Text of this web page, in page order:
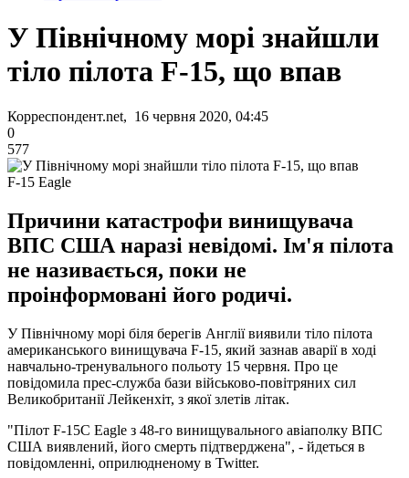
У Північному морі знайшли
тіло пілота F-15, що впав
Корреспондент.net, 16 червня 2020, 04:45
0
577
F-15 Eagle
Причини катастрофи винищувача
ВПС США наразі невідомі. Ім'я пілота
не називається, поки не
проінформовані його родичі.
У Північному морі біля берегів Англії виявили тіло пілота
американського винищувача F-15, який зазнав аварії в ході
навчально-тренувального польоту 15 червня. Про це
повідомила прес-служба бази військово-повітряних сил
Великобританії Лейкенхіт, з якої злетів літак.
"Пілот F-15С Eagle з 48-го винищувального авіаполку ВПС
США виявлений, його смерть підтверджена", - йдеться в
повідомленні, оприлюдненому в Twitter.